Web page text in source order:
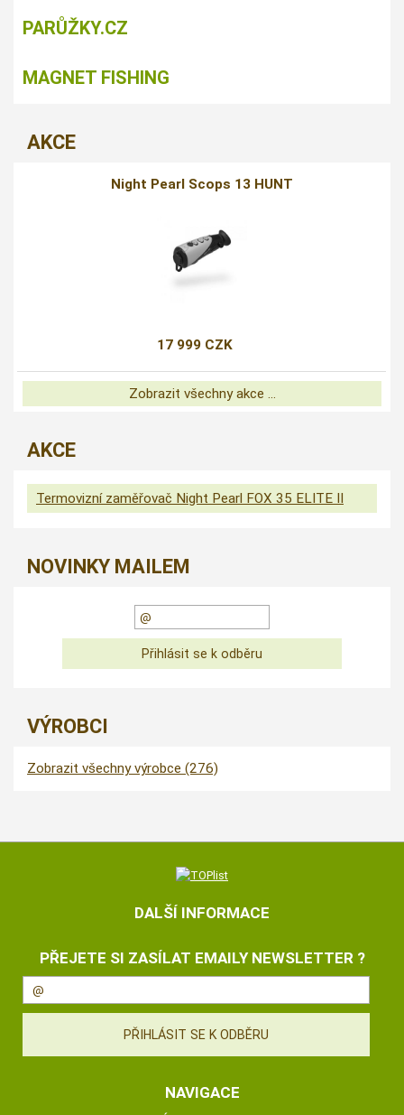
PARŮŽKY.CZ
MAGNET FISHING
AKCE
Night Pearl Scops 13 HUNT
17 999 CZK
Zobrazit všechny akce ...
AKCE
Termovizní zaměřovač Night Pearl FOX 35 ELITE II
NOVINKY MAILEM
VÝROBCI
Zobrazit všechny výrobce (276)
DALŠÍ INFORMACE
PŘEJETE SI ZASÍLAT EMAILY NEWSLETTER ?
NAVIGACE